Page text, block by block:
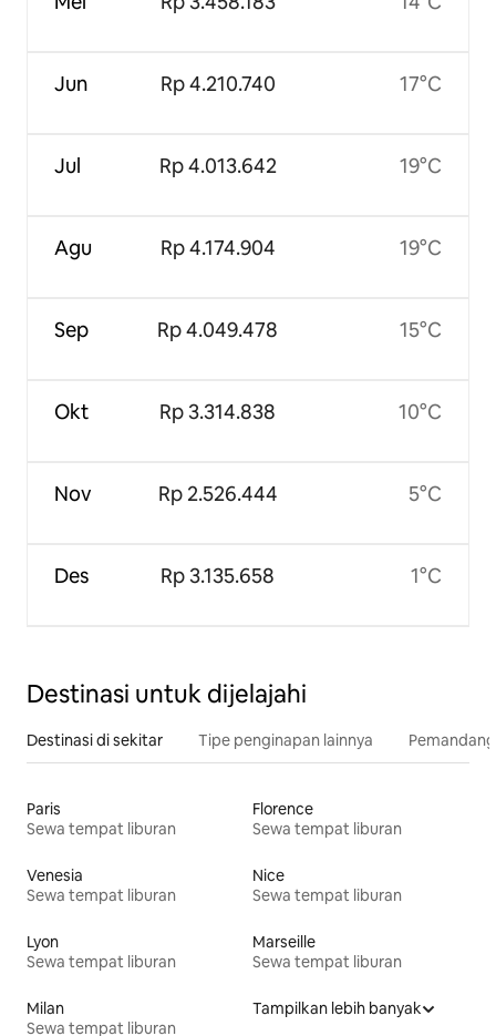
Jun
Jul
Agu
Sep
Okt
Nov
Des
Rp 4.210.740
Rp 4.013.642
Rp 4.174.904
Rp 4.049.478
Rp 3.314.838
Rp 2.526.444
Rp 3.135.658
17°C
19°C
19°C
15°C
10°C
5°C
1°C
Destinasi untuk dijelajahi
Destinasi di sekitar Tipe penginapan lainnya
Paris
Sewa tempat liburan
Florence
Sewa tempat liburan
Venesia
Sewa tempat liburan
Nice
Sewa tempat liburan
Lyon
Sewa tempat liburan
Marseille
Sewa tempat liburan
Milan
Sewa tempat liburan
Tampilkan lebih banyak